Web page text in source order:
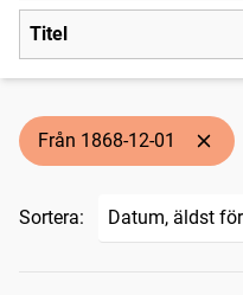
Titel
Från 1868-12-01
Sortera: